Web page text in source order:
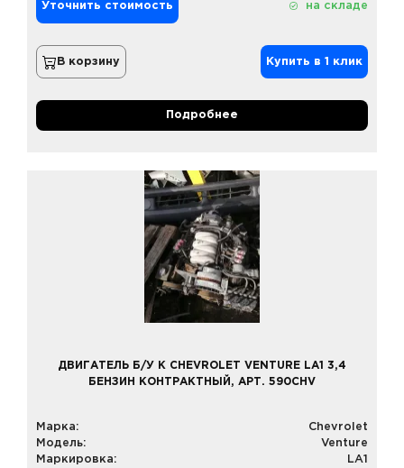
Уточнить стоимость на складе
В корзину Купить в 1 клик
Подробнее
ДВИГАТЕЛЬ Б/У К CHEVROLET VENTURE LA1 3,4
БЕНЗИН КОНТРАКТНЫЙ, АРТ. 590CHV
Марка:
Chevrolet
Модель:
Venture
Маркировка:
LA1